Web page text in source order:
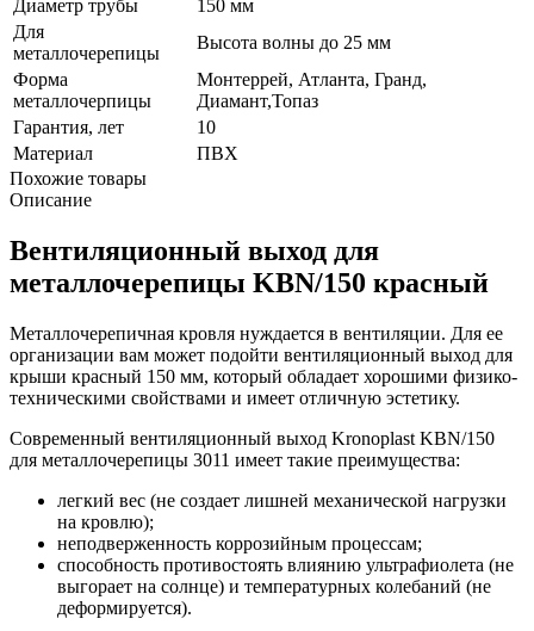
Диаметр трубы
150 мм
Для
металлочерепицы
Высота волны до 25 мм
Форма
металлочерпицы
Монтеррей, Атланта, Гранд,
Диамант,Топаз
Гарантия, лет
10
Материал
ПВХ
Похожие товары
Описание
Вентиляционный выход для
металлочерепицы KBN/150 красный
Металлочерепичная кровля нуждается в вентиляции. Для ее
организации вам может подойти вентиляционный выход для
крыши красный 150 мм, который обладает хорошими физико-
техническими свойствами и имеет отличную эстетику.
Современный вентиляционный выход Kronoplast KBN/150
для металлочерепицы 3011 имеет такие преимущества:
легкий вес (не создает лишней механической нагрузки
на кровлю);
неподверженность коррозийным процессам;
способность противостоять влиянию ультрафиолета (не
выгорает на солнце) и температурных колебаний (не
деформируется).